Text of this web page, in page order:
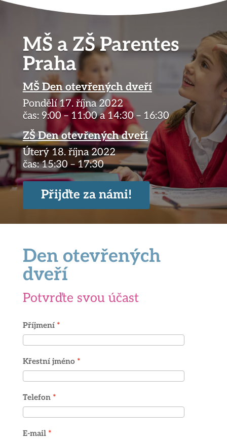
MŠ a ZŠ Parentes
Praha
MŠ Den otevřených dveří
Pondělí 17. října 2022
čas: 9:00 – 11:00 a 14:30 – 16:30
ZŠ Den otevřených dveří
Úterý 18. října 2022
čas: 15:30 – 17:30
Přijďte za námi!
Den otevřených
dveří
Potvrďte svou účast
Příjmení
Křestní jméno
Telefon
E-mail